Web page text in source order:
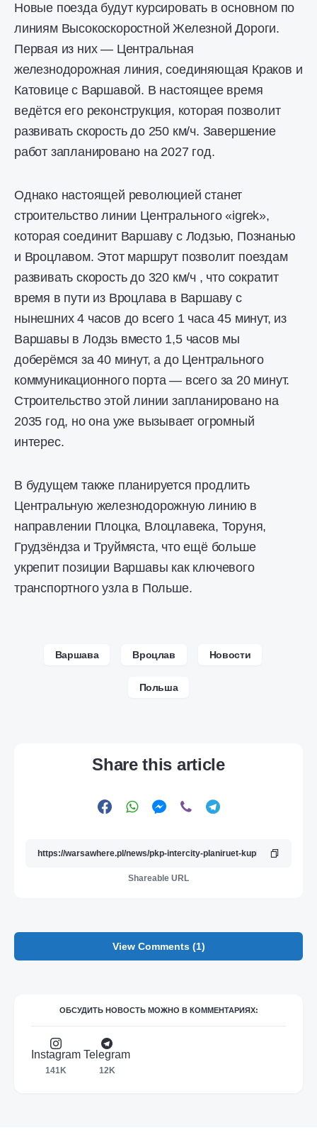
Новые поезда будут курсировать в основном по
линиям Высокоскоростной Железной Дороги.
Первая из них — Центральная
железнодорожная линия, соединяющая Краков и
Катовице с Варшавой. В настоящее время
ведётся его реконструкция, которая позволит
развивать скорость до 250 км/ч. Завершение
работ запланировано на 2027 год.
Однако настоящей революцией станет
строительство линии Центрального «igrek»,
которая соединит Варшаву с Лодзью, Познанью
и Вроцлавом. Этот маршрут позволит поездам
развивать скорость до 320 км/ч , что сократит
время в пути из Вроцлава в Варшаву с
нынешних 4 часов до всего 1 часа 45 минут, из
Варшавы в Лодзь вместо 1,5 часов мы
доберёмся за 40 минут, а до Центрального
коммуникационного порта — всего за 20 минут.
Строительство этой линии запланировано на
2035 год, но она уже вызывает огромный
интерес.
В будущем также планируется продлить
Центральную железнодорожную линию в
направлении Плоцка, Влоцлавека, Торуня,
Грудзёндза и Труймяста, что ещё больше
укрепит позиции Варшавы как ключевого
транспортного узла в Польше.
Варшава Вроцлав Новости
Польша
Share this article
Shareable URL
View Comments (1)
ОБСУДИТЬ НОВОСТЬ МОЖНО В КОММЕНТАРИЯХ:
Instagram
141K
Telegram
12K